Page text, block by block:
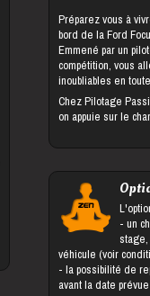
Préparez vous à
bord de la Ford
Emmené par un
compétition, vous
inoubliables en
Chez Pilotage
on appuie sur le
- un changement du bénéficiaire du
véhicule (voir
- la possibilité de reporter le stage jusqu'à 5 jours
avant la date